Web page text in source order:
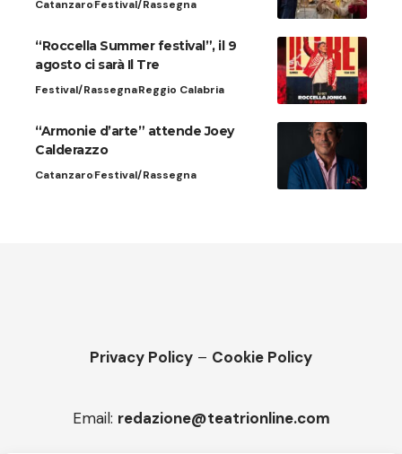
CatanzaroFestival/Rassegna
“Roccella Summer festival”, il 9
agosto ci sarà Il Tre
Festival/RassegnaReggio Calabria
“Armonie d’arte” attende Joey
Calderazzo
CatanzaroFestival/Rassegna
Privacy Policy – Cookie Policy
Email: redazione@teatrionline.com